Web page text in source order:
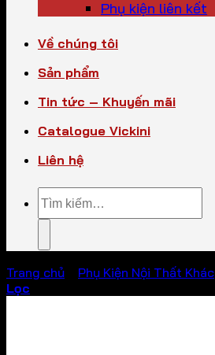
Phụ kiện liên kết
Về chúng tôi
Sản phẩm
Tin tức – Khuyến mãi
Catalogue Vickini
Liên hệ
Tìm
kiếm:
Trang chủ Phụ Kiện Nội Thất Khác
Lọc